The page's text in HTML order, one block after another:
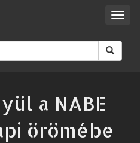
a NABE
örömébe